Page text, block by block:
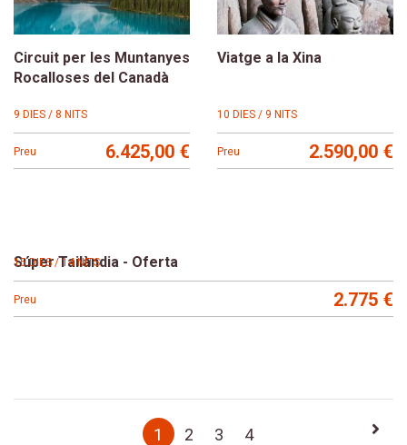
Circuit per les Muntanyes
Rocalloses del Canadà
9 DIES / 8 NITS
Preu 6.425,00 €
Viatge a la Xina
10 DIES / 9 NITS
Preu 2.590,00 €
Súper Tailàndia - Oferta
15 DIES / 14 NITS
Preu 2.775 €
Pàgina
1 Page
2 Page
3 Page
4